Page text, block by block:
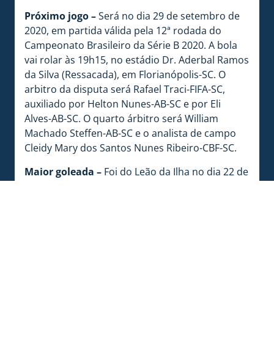
Próximo jogo –Será no dia 29 de setembro de
2020, em partida válida pela 12ª rodada do
Campeonato Brasileiro da Série B 2020. A bola
vai rolar às 19h15, no estádio Dr. Aderbal Ramos
da Silva (Ressacada), em Florianópolis-SC. O
arbitro da disputa será Rafael Traci-FIFA-SC,
auxiliado por Helton Nunes-AB-SC e por Eli
Alves-AB-SC. O quarto árbitro será William
Machado Steffen-AB-SC e o analista de campo
Cleidy Mary dos Santos Nunes Ribeiro-CBF-SC.
Maior goleada – Foi do Leão da Ilha no dia 22 de